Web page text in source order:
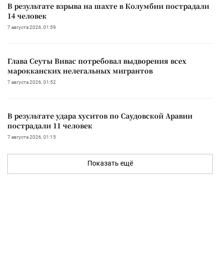
В результате взрыва на шахте в Колумбии пострадали
14 человек
7 августа 2026, 01:59
Глава Сеуты Вивас потребовал выдворения всех
марокканских нелегальных мигрантов
7 августа 2026, 01:52
В результате удара хуситов по Саудовской Аравии
пострадали 11 человек
7 августа 2026, 01:15
Показать ещё